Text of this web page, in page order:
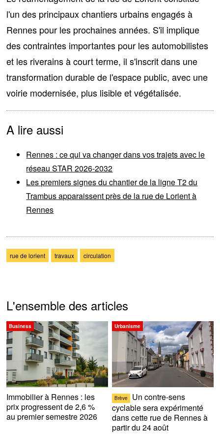
l'un des principaux chantiers urbainsengagés à
Rennes pour les prochaines années. S'il implique
des contraintes importantes pour les automobilistes
et les riverains à court terme, il s'inscrit dans une
transformation durable de l'espace public, avec une
voirie modernisée, plus lisible et végétalisée.
A lire aussi
Rennes : ce qui va changer dans vos trajets avec le
réseau STAR 2026-2032
Les premiers signes du chantier de la ligne T2 du
Trambus apparaissent près de la rue de Lorient à
Rennes
rue de lorient travaux circulation
L'ensemble des articles
Business
Immobilier à Rennes : les
prix progressent de 2,6 %
au premier semestre 2026
Urbanisme
Brève
Un contre-sens
cyclable sera expérimenté
dans cette rue de Rennes à
partir du 24 août